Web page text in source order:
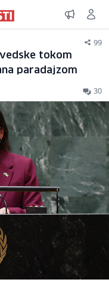
99
tokom
paradajzom
30